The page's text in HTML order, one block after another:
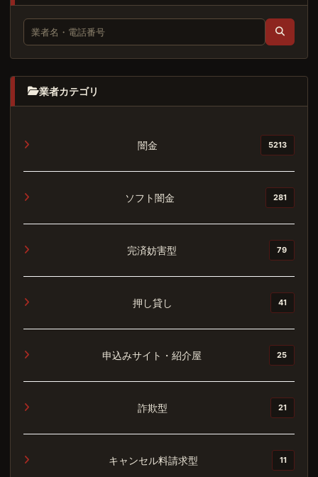
業者カテゴリ
闇金 5213
ソフト闇金 281
完済妨害型 79
押し貸し 41
申込みサイト・紹介屋 25
詐欺型 21
キャンセル料請求型 11